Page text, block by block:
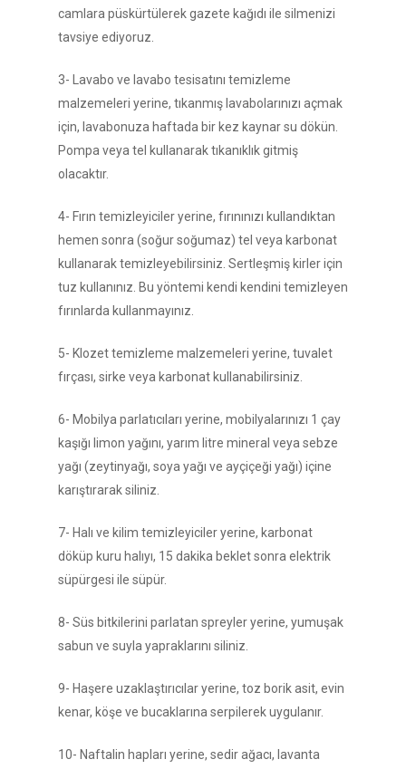
camlara püskürtülerek gazete kağıdı ile silmenizi
tavsiye ediyoruz.
3- Lavabo ve lavabo tesisatını temizleme
malzemeleri yerine, tıkanmış lavabolarınızı açmak
için, lavabonuza haftada bir kez kaynar su dökün.
Pompa veya tel kullanarak tıkanıklık gitmiş
olacaktır.
4- Fırın temizleyiciler yerine, fırınınızı kullandıktan
hemen sonra (soğur soğumaz) tel veya karbonat
kullanarak temizleyebilirsiniz. Sertleşmiş kirler için
tuz kullanınız. Bu yöntemi kendi kendini temizleyen
fırınlarda kullanmayınız.
5- Klozet temizleme malzemeleri yerine, tuvalet
fırçası, sirke veya karbonat kullanabilirsiniz.
6- Mobilya parlatıcıları yerine, mobilyalarınızı 1 çay
kaşığı limon yağını, yarım litre mineral veya sebze
yağı (zeytinyağı, soya yağı ve ayçiçeği yağı) içine
karıştırarak siliniz.
7- Halı ve kilim temizleyiciler yerine, karbonat
döküp kuru halıyı, 15 dakika beklet sonra elektrik
süpürgesi ile süpür.
8- Süs bitkilerini parlatan spreyler yerine, yumuşak
sabun ve suyla yapraklarını siliniz.
9- Haşere uzaklaştırıcılar yerine, toz borik asit, evin
kenar, köşe ve bucaklarına serpilerek uygulanır.
10- Naftalin hapları yerine, sedir ağacı, lavanta